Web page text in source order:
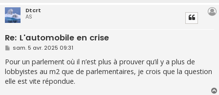
Dtcrt
AS
Re: L'automobile en crise
M
s
s
a
g
e
sam. 5 avr. 2025 09:31
Pour un parlement où il n’est plus à prouver qu’il y a plus de
lobbyistes au m2 que de parlementaires, je crois que la question
elle est vite répondue.